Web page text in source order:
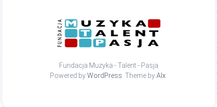
Fundacja Muzyka - Talent - Pasja
Powered byWordPress . Theme byAlx